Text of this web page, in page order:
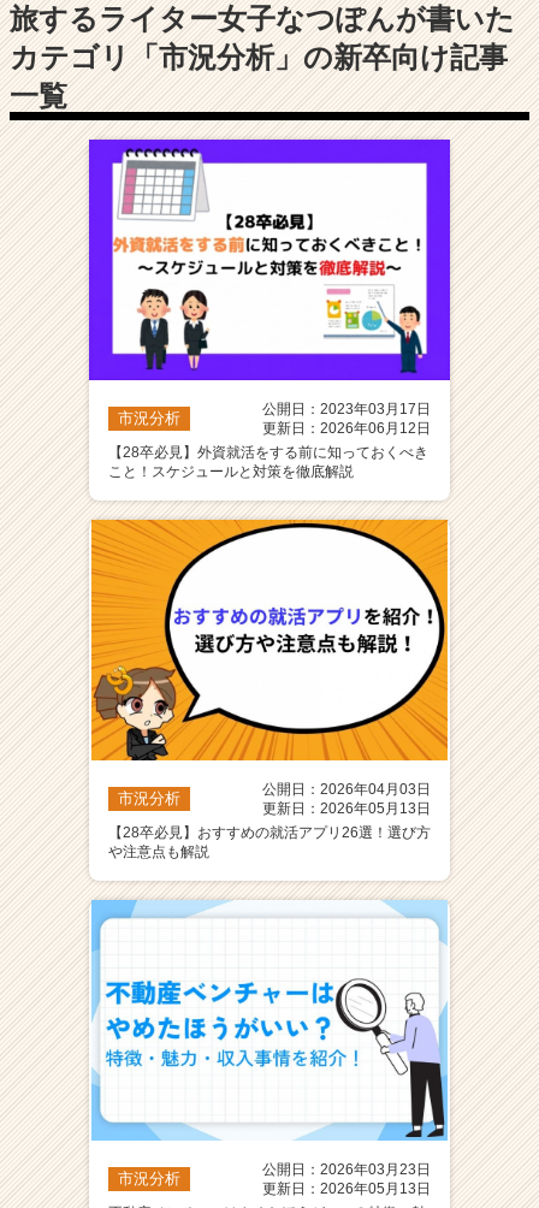
カ
ト
が
届
く
就
活
サ
イ
ト
チ
ア
ア
h
e
C
a
e
e
r）
旅するライター女子なつぽんが書いた
カテゴリ「市況分析」の新卒向け記事
一覧
市況分析
公開日：2023年03月17日
更新日：2026年06月12日
【28卒必見】外資就活をする前に知っておくべき
こと！スケジュールと対策を徹底解説
市況分析
公開日：2026年04月03日
更新日：2026年05月13日
【28卒必見】おすすめの就活アプリ26選！選び方
や注意点も解説
市況分析
公開日：2026年03月23日
更新日：2026年05月13日